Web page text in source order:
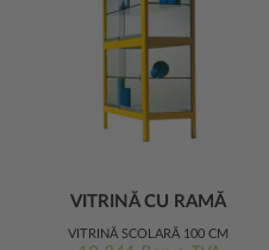
VITRINĂ CU RAMĂ
METALICĂ 100 CM
VITRINĂ ȘCOLARĂ 100 CM